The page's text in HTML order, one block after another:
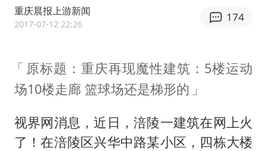
看守所辅警收受10万获刑1年
多地要求领导干部带头休假
U17国足1分钟轰2球
今年已有4位周星驰电影配角去世
27岁女子成组织卖淫集团主犯被通缉
重庆晨报上游新闻
2017-07-12 22:26
174
原标题：重庆再现魔性建筑：5楼运动
场10楼走廊 篮球场还是梯形的
视界网消息，近日，涪陵一建筑在网上火
了！在涪陵区兴华中路某小区，四栋大楼